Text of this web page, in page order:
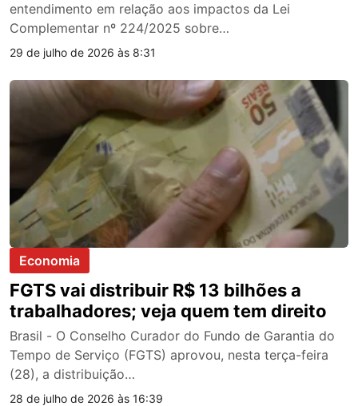
entendimento em relação aos impactos da Lei
Complementar nº 224/2025 sobre…
29 de julho de 2026 às 8:31
Economia
FGTS vai distribuir R$ 13 bilhões a
trabalhadores; veja quem tem direito
Brasil - O Conselho Curador do Fundo de Garantia do
Tempo de Serviço (FGTS) aprovou, nesta terça-feira
(28), a distribuição…
28 de julho de 2026 às 16:39